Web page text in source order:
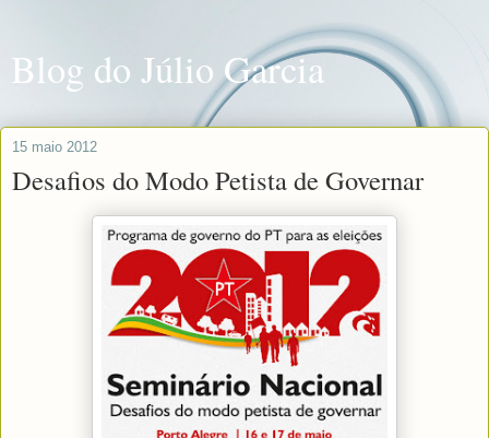
Blog do Júlio Garcia
15 maio 2012
Desafios do Modo Petista de Governar